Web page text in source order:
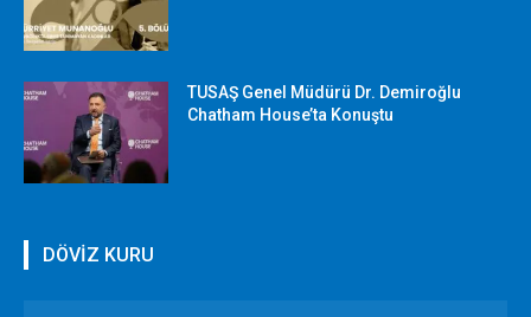
TUSAŞ Genel Müdürü Dr. Demiroğlu
Chatham House’ta Konuştu
DÖVİZ KURU